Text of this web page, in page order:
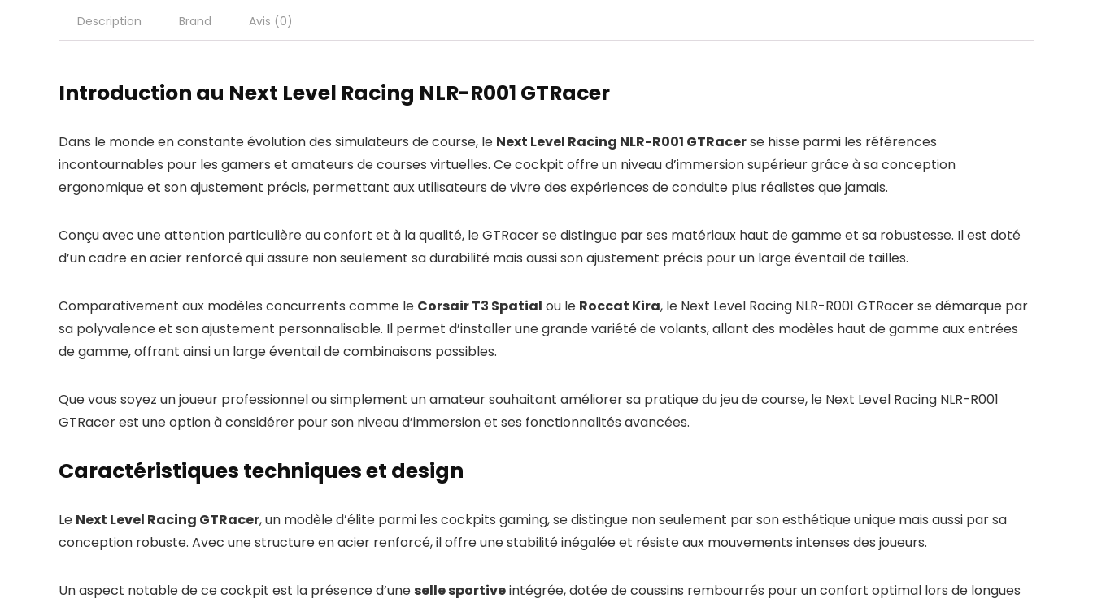
Description Brand Avis (0)
Introduction au Next Level Racing NLR-R001 GTRacer
Dans le monde en constante évolution des simulateurs de course, le Next Level Racing NLR-R001 GTRacerse hisse parmi les références
incontournables pour les gamers et amateurs de courses virtuelles. Ce cockpit offre un niveau d’immersion supérieur grâce à sa conception
ergonomique et son ajustement précis, permettant aux utilisateurs de vivre des expériences de conduite plus réalistes que jamais.
Conçu avec une attention particulière au confort et à la qualité, le GTRacer se distingue par ses matériaux haut de gamme et sa robustesse. Il est doté
d’un cadre en acier renforcé qui assure non seulement sa durabilité mais aussi son ajustement précis pour un large éventail de tailles.
Comparativement aux modèles concurrents comme le Corsair T3 Spatial ou le Roccat Kira, le Next Level Racing NLR-R001 GTRacer se démarque par
sa polyvalence et son ajustement personnalisable. Il permet d’installer une grande variété de volants, allant des modèles haut de gamme aux entrées
de gamme, offrant ainsi un large éventail de combinaisons possibles.
Que vous soyez un joueur professionnel ou simplement un amateur souhaitant améliorer sa pratique du jeu de course, le Next Level Racing NLR-R001
GTRacer est une option à considérer pour son niveau d’immersion et ses fonctionnalités avancées.
Caractéristiques techniques et design
Le Next Level Racing GTRacer, un modèle d’élite parmi les cockpits gaming, se distingue non seulement par son esthétique unique mais aussi par sa
conception robuste. Avec une structure en acier renforcé, il offre une stabilité inégalée et résiste aux mouvements intenses des joueurs.
Un aspect notable de ce cockpit est la présence d’uneselle sportiveintégrée, dotée de coussins rembourrés pour un confort optimal lors de longues